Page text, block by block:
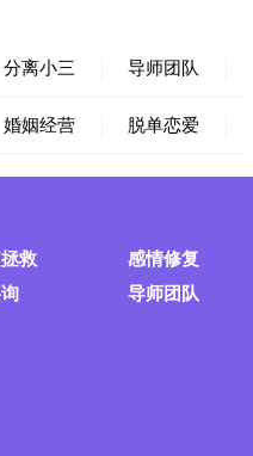
分离小三 导师团队
婚姻经营 脱单恋爱
救
感情修复
导师团队